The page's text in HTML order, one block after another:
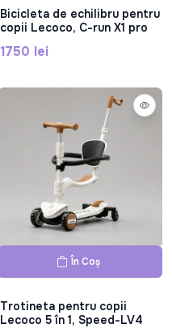
Bicicleta de echilibru pentru
copii Lecoco, C-run X1 pro
1750 lei
În Coș
Trotineta pentru copii
Lecoco 5 în 1, Speed-LV4